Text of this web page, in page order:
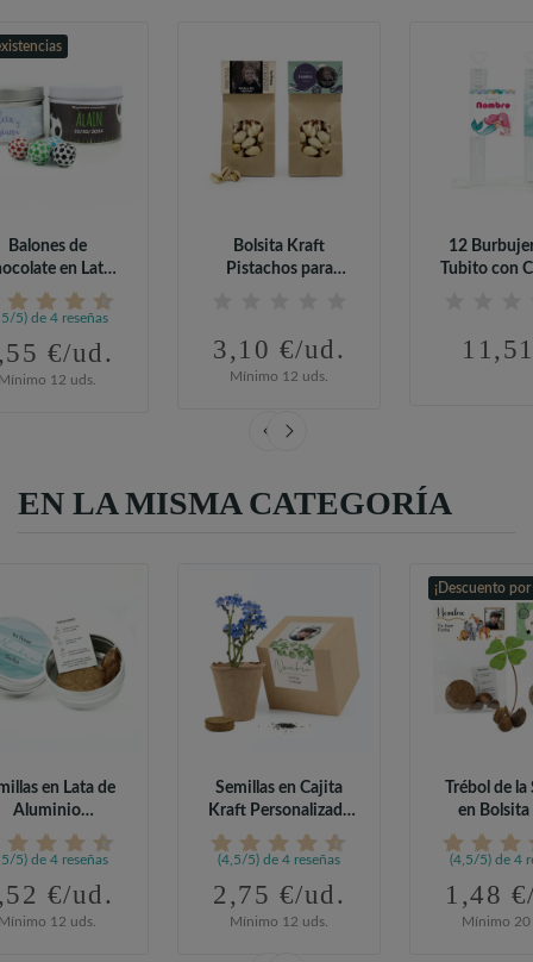
Balones de
en Lata
para...
5) de 4 reseñas
€/ud.
12 uds.
Bolsita Kraft
Pistachos para
3,10 €/ud.
Mínimo 12 uds.
12
Tubito con
EN LA MISMA CATEGORÍA
en Lata de
Aluminio
para...
5) de 4 reseñas
€/ud.
12 uds.
Semillas en Cajita
Kraft Personalizada
para...
(4,5/5) de 4 reseñas
2,75 €/ud.
Mínimo 12 uds.
¡Descuento
Trébol de
en Bolsita
(4,5/5) de 4
1,48
Mínimo 20